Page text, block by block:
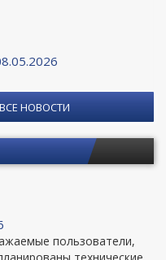
ВСЕ НОВОСТИ
пользователи,